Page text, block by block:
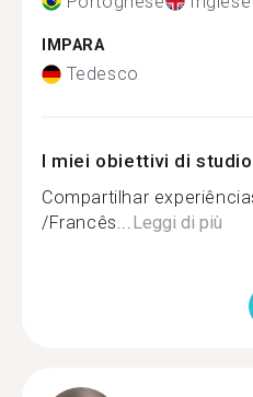
IMPARA
Tedesco
I miei obiettivi di studio
Compartilhar
/Francês...Leggi di più